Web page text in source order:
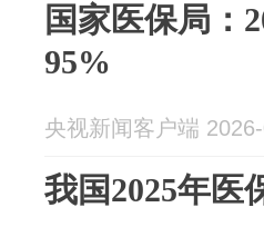
国家医保局：
95%
央视新闻客户端
我国2025年医